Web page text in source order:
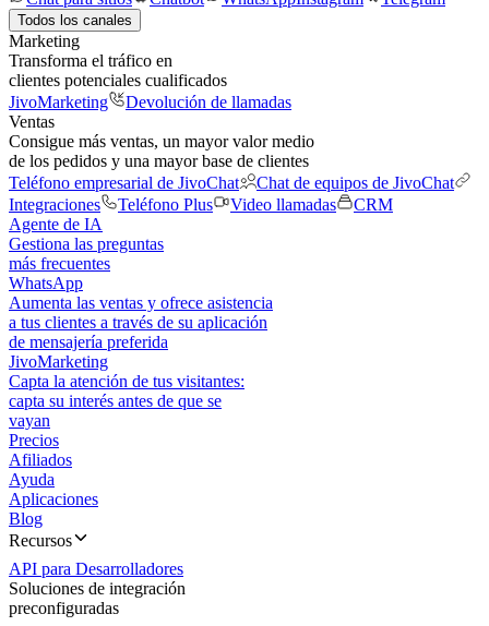
Todos los canales
Marketing
Transforma el tráfico en
clientes potenciales cualificados
JivoMarketing
Devolución de llamadas
Ventas
Consigue más ventas, un mayor valor medio
de los pedidos y una mayor base de clientes
Teléfono empresarial de JivoChat
Chat de equipos de JivoChat
Integraciones
Teléfono Plus Video llamadas
CRM
Agente de IA
Gestiona las preguntas
más frecuentes
WhatsApp
Aumenta las ventas y ofrece asistencia
a tus clientes a través de su aplicación
de mensajería preferida
JivoMarketing
Capta la atención de tus visitantes:
capta su interés antes de que se
vayan
Precios
Afiliados
Ayuda
Aplicaciones
Blog
Recursos
API para Desarrolladores
Soluciones de integración
preconfiguradas